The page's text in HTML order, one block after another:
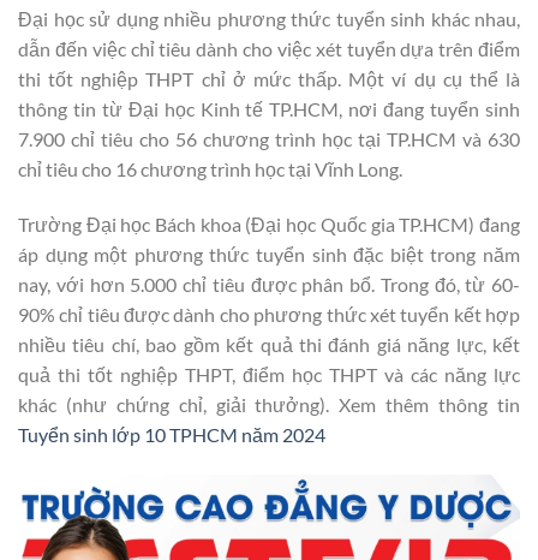
Đại học sử dụng nhiều phương thức tuyển sinh khác nhau,
dẫn đến việc chỉ tiêu dành cho việc xét tuyển dựa trên điểm
thi tốt nghiệp THPT chỉ ở mức thấp. Một ví dụ cụ thể là
thông tin từ Đại học Kinh tế TP.HCM, nơi đang tuyển sinh
7.900 chỉ tiêu cho 56 chương trình học tại TP.HCM và 630
chỉ tiêu cho 16 chương trình học tại Vĩnh Long.
Trường Đại học Bách khoa (Đại học Quốc gia TP.HCM) đang
áp dụng một phương thức tuyển sinh đặc biệt trong năm
nay, với hơn 5.000 chỉ tiêu được phân bổ. Trong đó, từ 60-
90% chỉ tiêu được dành cho phương thức xét tuyển kết hợp
nhiều tiêu chí, bao gồm kết quả thi đánh giá năng lực, kết
quả thi tốt nghiệp THPT, điểm học THPT và các năng lực
khác (như chứng chỉ, giải thưởng). Xem thêm thông tin
Tuyển sinh lớp 10 TPHCM năm 2024